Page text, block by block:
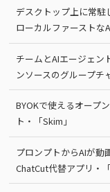
デスクトップ上に常駐
ローカルファーストな
チームとAIエージェン
ンソースのグループチ
BYOKで使えるオープ
ト・「Skim」
プロンプトからAIが動
ChatCut代替アプリ・